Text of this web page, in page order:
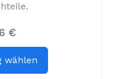
€
wählen